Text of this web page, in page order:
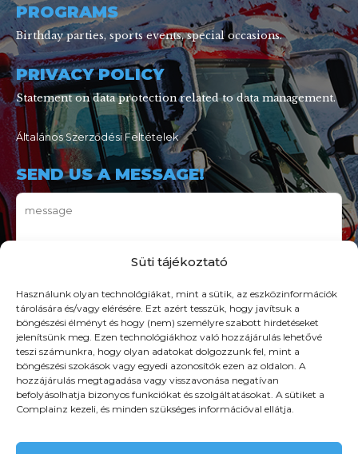
Süti tájékoztató
Használunk olyan technológiákat, mint a sütik, az eszközinformációk
tárolására és/vagy elérésére. Ezt azért tesszük, hogy javítsuk a
böngészési élményt és hogy (nem) személyre szabott hirdetéseket
jelenítsünk meg. Ezen technológiákhoz való hozzájárulás lehetővé
teszi számunkra, hogy olyan adatokat dolgozzunk fel, mint a
böngészési szokások vagy egyedi azonosítók ezen az oldalon. A
hozzájárulás megtagadása vagy visszavonása negatívan
befolyásolhatja bizonyos funkciókat és szolgáltatásokat. A sütiket a
Complainz kezeli, és minden szükséges információval ellátja.
PROGRAMS
Birthday parties, sports events, special occasions.
PRIVACY POLICY
Statement on data protection related to data management.
Általános Szerződési Feltételek
SEND US A MESSAGE!